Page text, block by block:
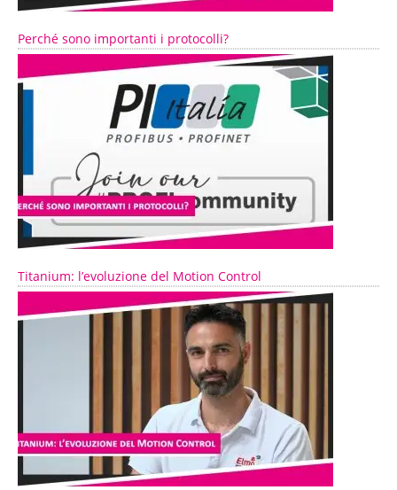
Perché sono importanti i protocolli?
Titanium: l’evoluzione del Motion Control